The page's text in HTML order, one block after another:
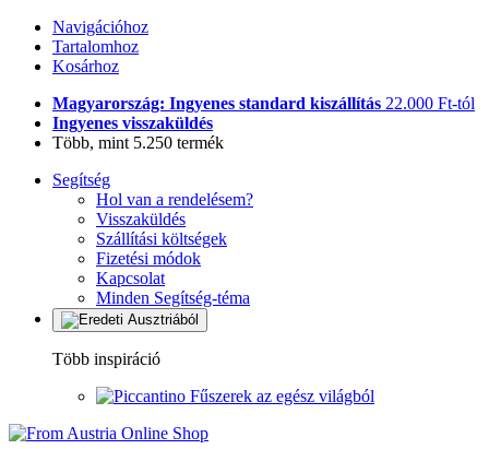
Navigációhoz
Tartalomhoz
Kosárhoz
Magyarország: Ingyenes standard kiszállítás 22.000 Ft-tól
Ingyenes visszaküldés
Több, mint 5.250 termék
Segítség
Hol van a rendelésem?
Visszaküldés
Szállítási költségek
Fizetési módok
Kapcsolat
Minden Segítség-téma
Több inspiráció
Fűszerek az egész világból